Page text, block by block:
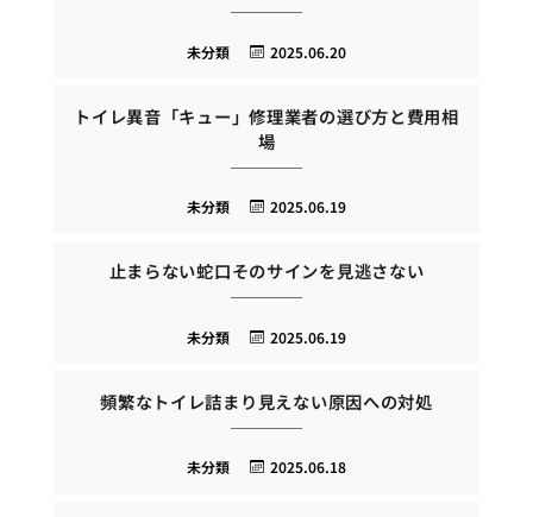
2025.06.20
未分類
トイレ異音「キュー」修理業者の選び方と費用相
場
2025.06.19
未分類
止まらない蛇口そのサインを見逃さない
2025.06.19
未分類
頻繁なトイレ詰まり見えない原因への対処
2025.06.18
未分類